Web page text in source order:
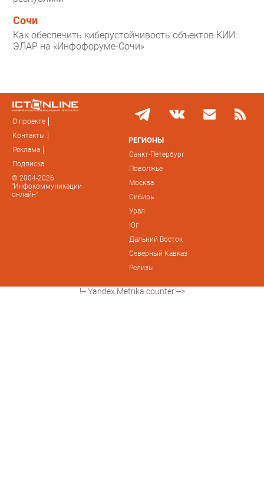
Сочи
Как обеспечить киберустойчивость объектов КИИ:
ЭЛАР на «Инфофоруме-Сочи»
О проекте
Контакты
Реклама
Подписка
© 2004-2026
"Инфокоммуникации
онлайн"
РЕГИОНЫ
Санкт-Петербург
Поволжье
Москва
Сибирь
Урал
Юг
Дальний Восток
Северный Кавказ
Релизы
!-- Yandex.Metrika counter -->